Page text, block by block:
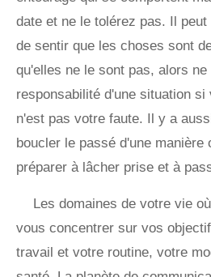
date et ne le tolérez pas. Il
de sentir que les choses sont
qu'elles ne le sont pas, alors
responsabilité d'une situation
n'est pas votre faute. Il y a
boucler le passé d'une manière
préparer à lâcher prise et à
Les domaines de votre vie
vous concentrer sur vos
travail et votre routine, votre